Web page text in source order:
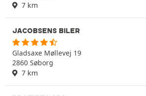
7 km
JACOBSENS BILER
Gladsaxe Møllevej 19
2860 Søborg
7 km